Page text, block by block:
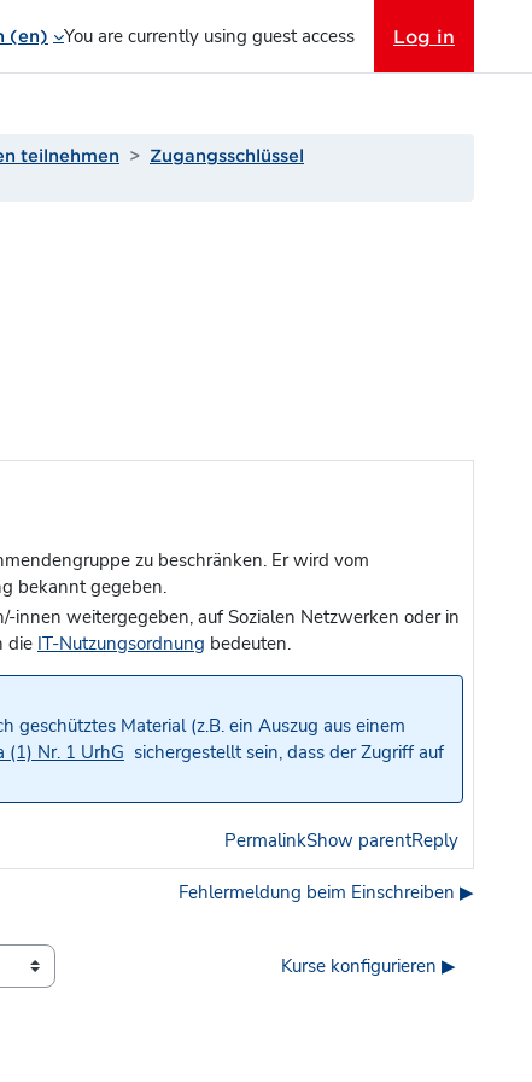
‎(en)‎ You are currently using guest access Log in
teilnehmen
Zugangsschlüssel
zu beschränken. Er wird vom
bekannt gegeben.
innen weitergegeben, auf Sozialen Netzwerken oder in
die IT-Nutzungsordnung bedeuten.
geschütztes Material (z.B. ein Auszug aus einem
(1) Nr. 1 UrhG sichergestellt sein, dass der Zugriff auf
PermalinkShow parentReply
Fehlermeldung beim Einschreiben ▶︎
Kurse konfigurieren ▶︎